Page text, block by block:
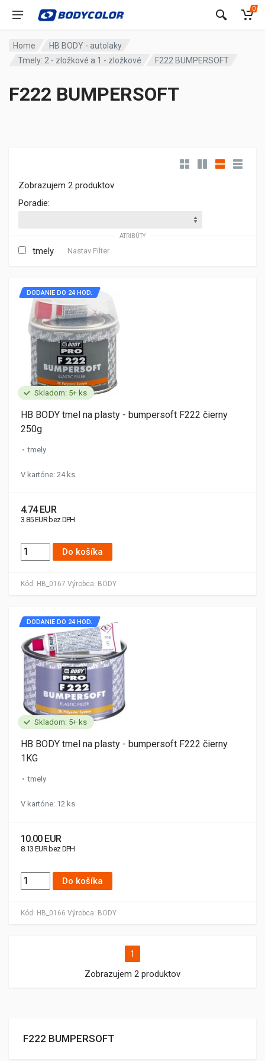
0
Home
HB BODY - autolaky
Tmely: 2 - zložkové a 1 - zložkové
F222 BUMPERSOFT
F222 BUMPERSOFT
F222 BUMPERSOFT
Zobrazujem 2 produktov
Poradie:
ATRIBÚTY
tmely Nastav Filter
Skladom: 5+ ks
Kód: HB_0167 Výrobca: BODY
DODANIE DO 24 HOD.
HB BODY tmel na plasty - bumpersoft F222 čierny
250g
tmely
V kartóne: 24 ks
4.74 EUR
3.85 EUR bez DPH
Do košíka
Skladom: 5+ ks
Kód: HB_0166 Výrobca: BODY
DODANIE DO 24 HOD.
HB BODY tmel na plasty - bumpersoft F222 čierny
1KG
tmely
V kartóne: 12 ks
10.00 EUR
8.13 EUR bez DPH
Do košíka
1
Zobrazujem 2 produktov